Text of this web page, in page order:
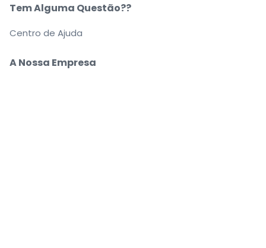
A Nossa Empresa
Tem Alguma Questão??
Centro de Ajuda